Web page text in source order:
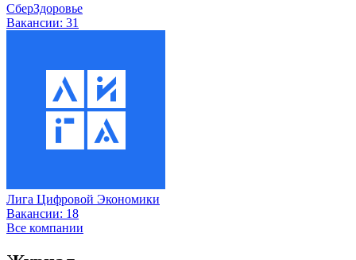
СберЗдоровье
Вакансии: 31
Лига Цифровой Экономики
Вакансии: 18
Все компании